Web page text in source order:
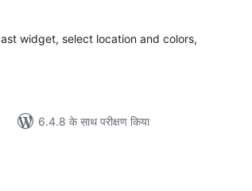
widget, select location and colors,
6.4.8 के साथ परीक्षण किया